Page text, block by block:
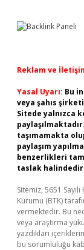
Reklam ve
Yasal Uyarı: Bu
veya şahıs
Sitede yalnızca
taşımamakta
paylaşım
benzerlikleri
taslak
Sitemiz, 5651
Kurumu (BTK)
vermektedir. Bu
veya araştırma
yazdıkları
bu sorumluluğu